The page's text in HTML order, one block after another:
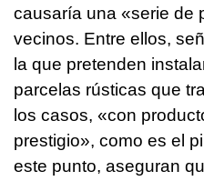
causaría una «serie de
vecinos. Entre ellos,
la que pretenden
parcelas rústicas que
los casos, «con
prestigio», como es el
este punto, aseguran